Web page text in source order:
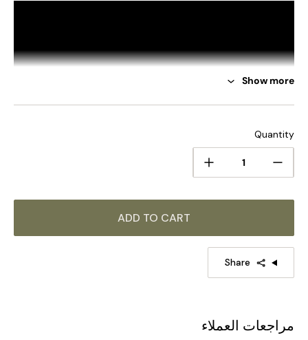
Show more
Quantity
ADD TO CART
Share
مراجعات العملاء